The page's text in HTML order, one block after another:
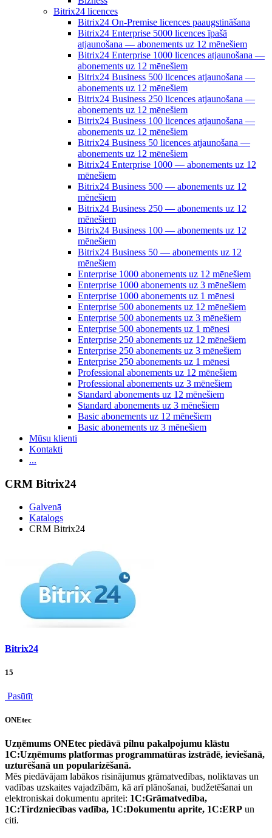
Bitrix24 licences
Bitrix24 On-Premise licences paaugstināšana
Bitrix24 Enterprise 5000 licences īpašā
atjaunošana — abonements uz 12 mēnešiem
Bitrix24 Enterprise 1000 licences atjaunošana —
abonements uz 12 mēnešiem
Bitrix24 Business 500 licences atjaunošana —
abonements uz 12 mēnešiem
Bitrix24 Business 250 licences atjaunošana —
abonements uz 12 mēnešiem
Bitrix24 Business 100 licences atjaunošana —
abonements uz 12 mēnešiem
Bitrix24 Business 50 licences atjaunošana —
abonements uz 12 mēnešiem
Bitrix24 Enterprise 1000 — abonements uz 12
mēnešiem
Bitrix24 Business 500 — abonements uz 12
mēnešiem
Bitrix24 Business 250 — abonements uz 12
mēnešiem
Bitrix24 Business 100 — abonements uz 12
mēnešiem
Bitrix24 Business 50 — abonements uz 12
mēnešiem
Enterprise 1000 abonements uz 12 mēnešiem
Enterprise 1000 abonements uz 3 mēnešiem
Enterprise 1000 abonements uz 1 mēnesi
Enterprise 500 abonements uz 12 mēnešiem
Enterprise 500 abonements uz 3 mēnešiem
Enterprise 500 abonements uz 1 mēnesi
Enterprise 250 abonements uz 12 mēnešiem
Enterprise 250 abonements uz 3 mēnešiem
Enterprise 250 abonements uz 1 mēnesi
Professional abonements uz 12 mēnešiem
Professional abonements uz 3 mēnešiem
Standard abonements uz 12 mēnešiem
Standard abonements uz 3 mēnešiem
Basic abonements uz 12 mēnešiem
Basic abonements uz 3 mēnešiem
Mūsu klienti
Kontakti
...
CRM Bitrix24
Galvenā
Katalogs
CRM Bitrix24
Bitrix24
15
Pasūtīt
ONEtec
Uzņēmums ONEtec piedāvā pilnu pakalpojumu klāstu
1C:Uzņēmums platformas programmatūras izstrādē, ieviešanā,
uzturēšanā un popularizēšanā.
Mēs piedāvājam labākos risinājumus grāmatvedības, noliktavas un
vadības uzskaites vajadzībām, kā arī plānošanai, budžetēšanai un
elektroniskai dokumentu apritei: 1C:Grāmatvedība,
1C:Tirdzniecības vadība, 1C:Dokumentu aprite, 1C:ERP un
citi.